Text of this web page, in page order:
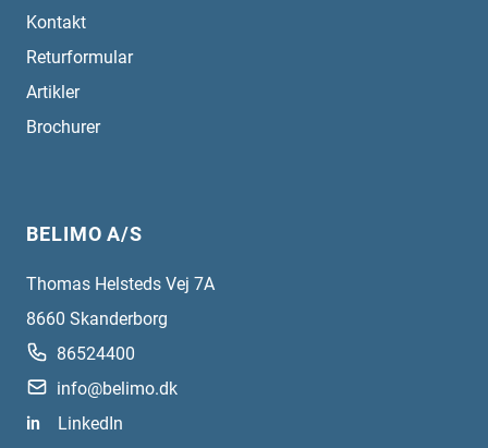
Kontakt
Returformular
Artikler
Brochurer
BELIMO A/S
Thomas Helsteds Vej 7A
8660 Skanderborg
86524400
info@belimo.dk
in
LinkedIn